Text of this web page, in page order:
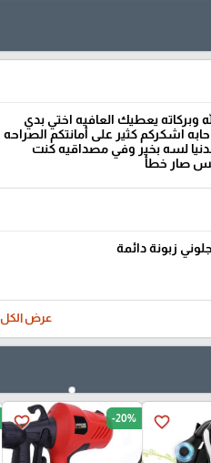
وبركاته يعطيك العافيه اختي بدي
اشكركم كثير على أمانتكم الصراحه
لسه بخير وفي مصداقيه كنت
بس صار خطأ
زبونة دائمة
عرض الكل
favorite_border
favorite_border -20%